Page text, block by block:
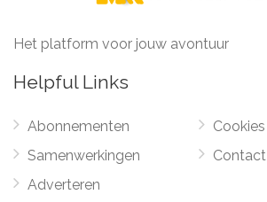
Het platform voor jouw avontuur
Helpful Links
Abonnementen
Samenwerkingen
Adverteren
Cookies
Contact